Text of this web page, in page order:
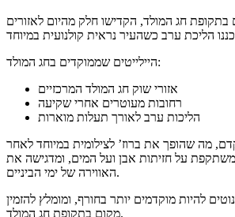
חג המולד, הקדישו חלק מהיום לאזורים
היילייטים שממוקדים בחג המולד:
אזורי שוק חג המולד המרכזיים
רחובות מעוטרים אחרי שקיעה
הליכות ערב לאורך תעלות מוארות
מה שהופך את ברוז’ לצילומית במיוחד לאחר
על חזיתות אבן ועל המים, ומדגישה את
האווירה של ימי הביניים.
להיות מוקדמים יותר בחורף, ומומלץ להזמין
מקום בתקופת חג המולד.